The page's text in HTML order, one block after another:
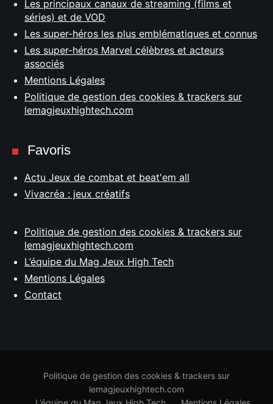
Les principaux canaux de streaming (films et
séries) et de VOD
Les super-héros les plus emblématiques et connus
Les super-héros Marvel célèbres et acteurs
associés
Mentions Légales
Politique de gestion des cookies & trackers sur
lemagjeuxhightech.com
Favoris
Actu Jeux de combat et beat'em all
Vivacréa : jeux créatifs
Politique de gestion des cookies & trackers sur
lemagjeuxhightech.com
L’équipe du Mag Jeux High Tech
Mentions Légales
Contact
Politique de gestion des cookies & trackers sur
lemagjeuxhightech.com